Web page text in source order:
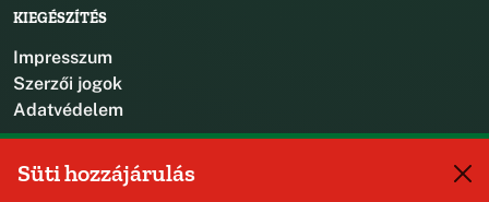
KIEGÉSZÍTÉS
Impresszum
Szerzői jogok
Adatvédelem
Süti hozzájárulás